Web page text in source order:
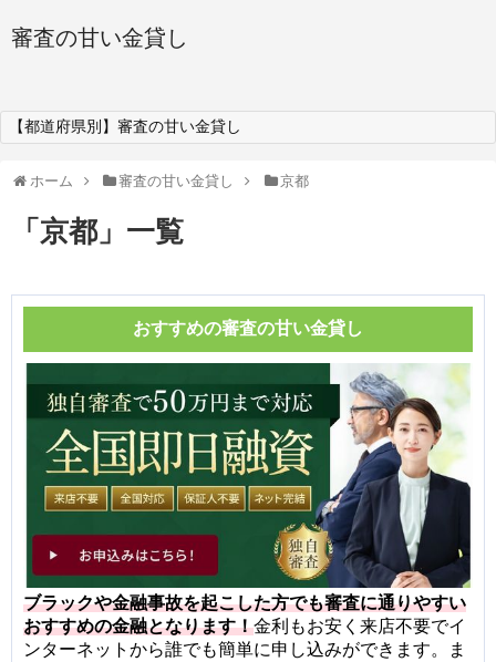
審査の甘い金貸し
【都道府県別】審査の甘い金貸し
ホーム 審査の甘い金貸し 京都
「 京都」 一覧
おすすめの審査の甘い金貸し
ブラックや金融事故を起こした方でも審査に通りやすい
おすすめの金融となります！金利もお安く来店不要でイ
ンターネットから誰でも簡単に申し込みができます。ま